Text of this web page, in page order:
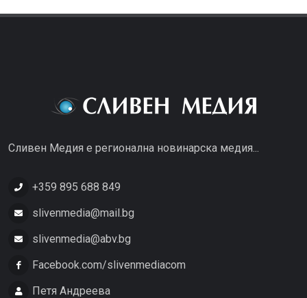
Сливен Медия е регионална новинарска медия...
+359 895 688 849
slivenmedia@mail.bg
slivenmedia@abv.bg
Facebook.com/slivenmediacom
Петя Андреева